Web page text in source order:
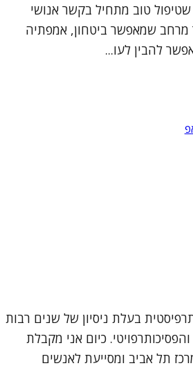
שטיפול טוב מתחיל בקשר אנושי
מרחב שמאפשר ביטחון, אמפתיה
להבין לעו...
בעלת ניסיון של שנים רבות
כיום אני מקבלת
תל אביב ומסייעת לאנשים